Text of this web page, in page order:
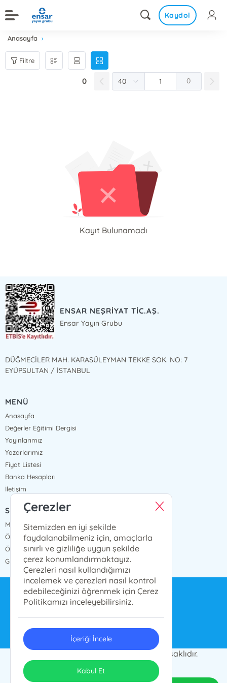
Kaydol
Anasayfa
Filtre
0 0
Kayıt Bulunamadı
ENSAR NEŞRİYAT TİC.AŞ.
Ensar Yayın Grubu
DÜĞMECİLER MAH. KARASÜLEYMAN TEKKE SOK. NO: 7
EYÜPSULTAN / İSTANBUL
MENÜ
Anasayfa
Değerler Eğitimi Dergisi
Yayınlarımız
Yazarlarımız
Fiyat Listesi
Banka Hesapları
İletişim
SÖZLEŞMELER
Mesafeli Satış Sözleşmesi
Ön Bilgilendirme Formu
Ödeme ve Teslimat
Gizlilik ve Güvenlik
bilgi@ensarnesriyat.com.tr
© 2024 Ensar Yayın Grubu. Her hakkı saklıdır.
Tasarım & Uygulama
Çerezler
Sitemizden en iyi şekilde
faydalanabilmeniz için, amaçlarla
sınırlı ve gizliliğe uygun şekilde
çerez konumlandırmaktayız.
Çerezleri nasıl kullandığımızı
incelemek ve çerezleri nasıl kontrol
edebileceğinizi öğrenmek için Çerez
Politikamızı inceleyebilirsiniz.
İçeriği İncele
Kabul Et